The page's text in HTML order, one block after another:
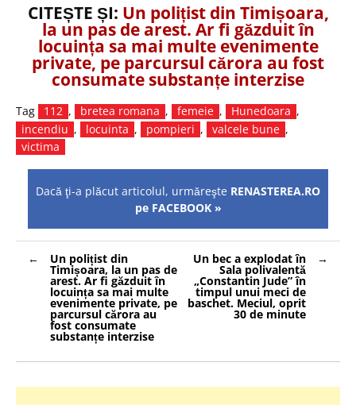
CITEȘTE ȘI: Un polițist din Timișoara,
la un pas de arest. Ar fi găzduit în
locuința sa mai multe evenimente
private, pe parcursul cărora au fost
consumate substanțe interzise
Tag 112 , bretea romana , femeie , Hunedoara ,
incendiu , locuinta , pompieri , valcele bune ,
victima
Dacă ţi-a plăcut articolul, urmăreşte RENASTEREA.RO
pe FACEBOOK »
Navigare
în
articole
Un polițist din
Timișoara, la un pas de
arest. Ar fi găzduit în
locuința sa mai multe
evenimente private, pe
parcursul cărora au
fost consumate
substanțe interzise
Un bec a explodat în
Sala polivalentă
„Constantin Jude” în
timpul unui meci de
baschet. Meciul, oprit
30 de minute